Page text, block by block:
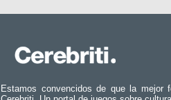
Estamos convencidos de que la mejor